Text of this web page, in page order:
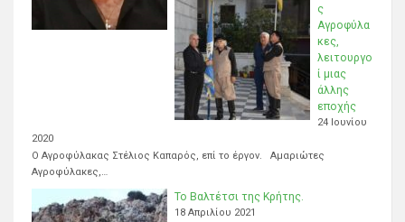
ς
Αγροφύλα
κες,
λειτουργο
ί μιας
άλλης
εποχής
24 Ιουνίου
2020
Ο Αγροφύλακας Στέλιος Καπαρός, επί το έργον. Αμαριώτες
Αγροφύλακες,…
Το Βαλτέτσι της Κρήτης.
18 Απριλίου 2021